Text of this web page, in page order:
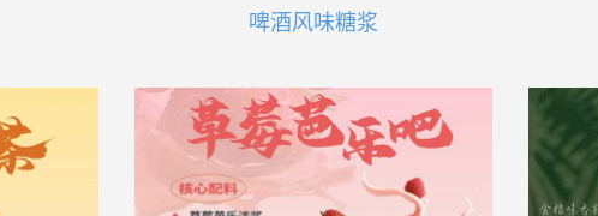
啤酒风味糖浆